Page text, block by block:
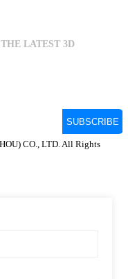
CO., LTD. All Rights